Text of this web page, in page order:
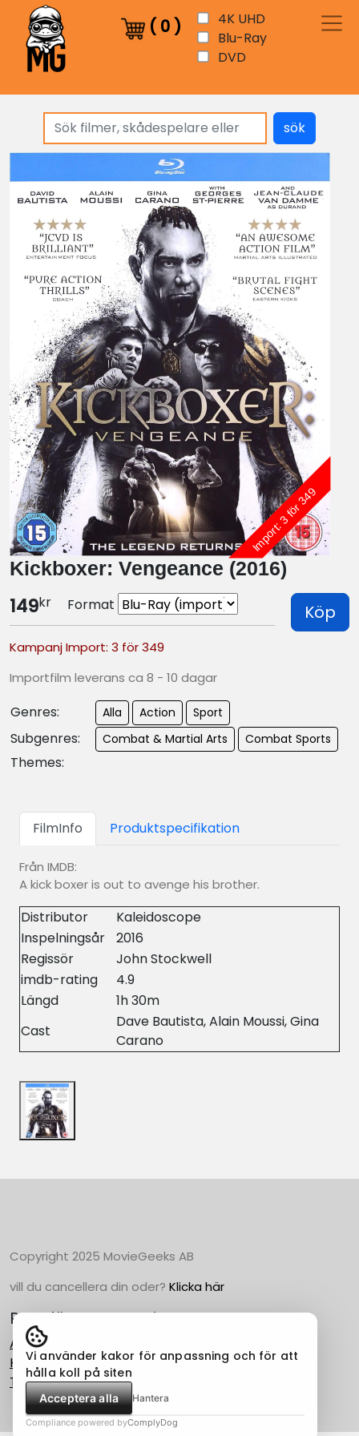
( 0)
4K UHD
Blu-Ray
DVD
sök
Import: 3 för 349
Kickboxer: Vengeance (2016)
149kr Format Köp
Kampanj Import: 3 för 349
Importfilm leverans ca 8 - 10 dagar
Genres: Alla Action Sport
Subgenres: Combat & Martial Arts Combat Sports
Themes:
FilmInfo Produktspecifikation
Från IMDB:
A kick boxer is out to avenge his brother.
Distributor
Kaleidoscope
Inspelningsår
2016
Regissör
John Stockwell
imdb-rating
4.9
Längd
1h 30m
Cast
Dave Bautista, Alain Moussi, Gina
Carano
Copyright 2025 MovieGeeks AB
vill du cancellera din oder? Klicka här
Populära Kategorier
Action
Horror
Thriller
Vi använder kakor för anpassning och för att
hålla koll på siten
Acceptera alla Hantera
Compliance powered byComplyDog